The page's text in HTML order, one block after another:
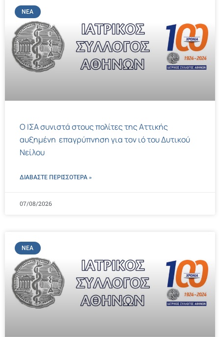
ΝΈΑ
Ο ΙΣΑ συνιστά στους πολίτες της Αττικής
αυξημένη επαγρύπνηση για τον ιό του Δυτικού
Νείλου
ΔΙΑΒΑΣΤΕ ΠΕΡΙΣΣΌΤΕΡΑ »
07/08/2026
ΝΈΑ